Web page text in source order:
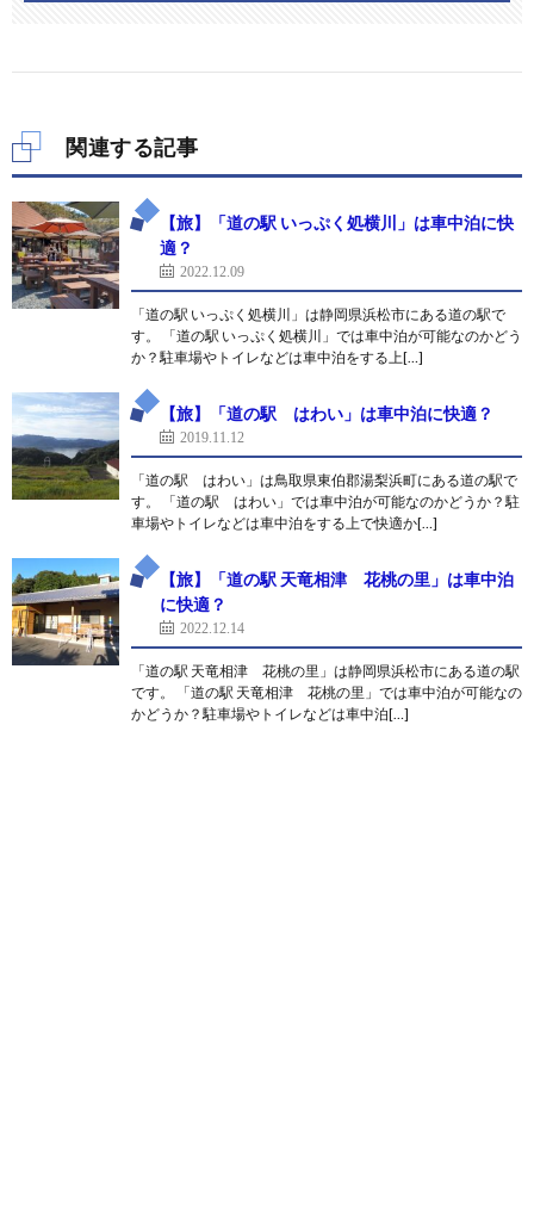
関連する記事
【旅】「道の駅 いっぷく処横川」は車中泊に快
適？
2022.12.09
「道の駅 いっぷく処横川」は静岡県浜松市にある道の駅で
す。 「道の駅 いっぷく処横川」では車中泊が可能なのかどう
か？駐車場やトイレなどは車中泊をする上[…]
【旅】「道の駅 はわい」は車中泊に快適？
2019.11.12
「道の駅 はわい」は鳥取県東伯郡湯梨浜町にある道の駅で
す。 「道の駅 はわい」では車中泊が可能なのかどうか？駐
車場やトイレなどは車中泊をする上で快適か[…]
【旅】「道の駅 天竜相津 花桃の里」は車中泊
に快適？
2022.12.14
「道の駅 天竜相津 花桃の里」は静岡県浜松市にある道の駅
です。 「道の駅 天竜相津 花桃の里」では車中泊が可能なの
かどうか？駐車場やトイレなどは車中泊[…]